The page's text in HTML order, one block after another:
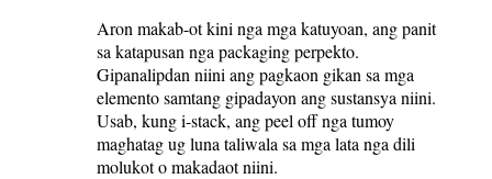
Aron makab-ot kini nga mga katuyoan, ang panit
sa katapusan nga packaging perpekto.
Gipanalipdan niini ang pagkaon gikan sa mga
elemento samtang gipadayon ang sustansya niini.
Usab, kung i-stack, ang peel off nga tumoy
maghatag ug luna taliwala sa mga lata nga dili
molukot o makadaot niini.